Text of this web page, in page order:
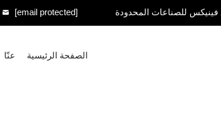
للصناعات المحدودة [email protected]
الصفحة الرئيسية عنّا